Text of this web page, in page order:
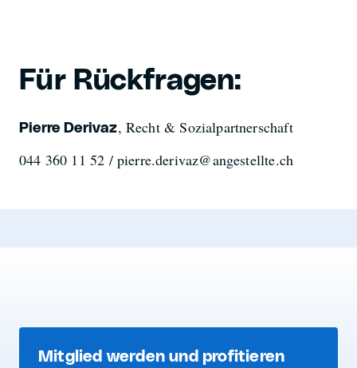
Für Rückfragen:
Pierre Derivaz, Recht & Sozialpartnerschaft
044 360 11 52 / pierre.derivaz@angestellte.ch
Mitglied werden und profitieren